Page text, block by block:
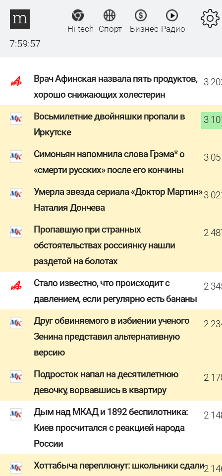
7:59:57
Hi-tech Спорт Бизнес Радио
Врач Афинская назвала пять продуктов,
хорошо снижающих холестерин
3
Восьмилетние двойняшки пропали в
Иркутске
3
Симоньян напомнила слова Грэма* о
«смерти русских» после его кончины
3
Умерла звезда сериала «Доктор Мартин»
Наталия Дончева
3
Пропавшую при странных
обстоятельствах россиянку нашли
раздетой на болотах
2
Стало известно, что происходит с
давлением, если регулярно есть бананы
2
Друг обвиняемого в избиении ученого
Зенина представил альтернативную
версию
2
Подросток напал на десятилетнюю
девочку, ворвавшись в квартиру
2
Дым над МКАД и 1892 беспилотника:
Киев просчитался с реакцией народа
России
2
Хоттабыча переплюнут: школьники сдали2